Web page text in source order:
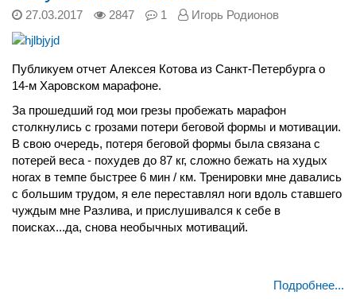
27.03.2017 2847 1 Игорь Родионов
Публикуем отчет Алексея Котова из Санкт-Петербурга о
14-м Харовском марафоне.
За прошедший год мои грезы пробежать марафон
столкнулись с грозами потери беговой формы и мотивации.
В свою очередь, потеря беговой формы была связана с
потерей веса - похудев до 87 кг, сложно бежать на худых
ногах в темпе быстрее 6 мин / км. Тренировки мне давались
с большим трудом, я еле переставлял ноги вдоль ставшего
чуждым мне Разлива, и прислушивался к себе в
поисках...да, снова необычных мотиваций.
Подробнее...